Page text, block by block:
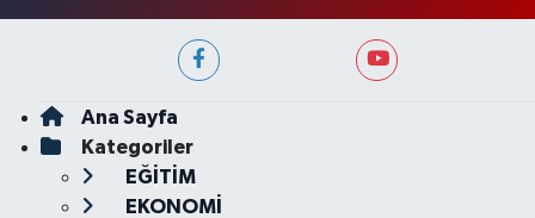
Ana Sayfa
Kategoriler
EĞİTİM
EKONOMİ